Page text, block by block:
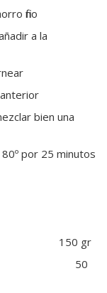
fino
a la
bien una
por 25 minutos
150 gr
50